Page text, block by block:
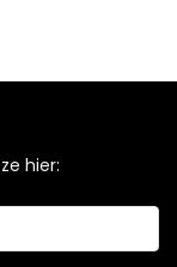
hier: